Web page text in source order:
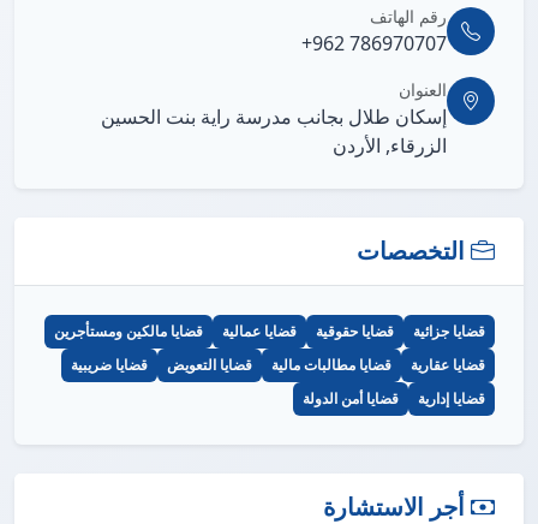
رقم الهاتف
+962 786970707
العنوان
إسكان طلال بجانب مدرسة راية بنت الحسين
الزرقاء, الأردن
التخصصات
قضايا جزائية قضايا حقوقية قضايا عمالية
قضايا مالكين ومستأجرين
قضايا عقارية
قضايا مطالبات مالية قضايا التعويض
قضايا ضريبية
قضايا إدارية
قضايا أمن الدولة
أجر الاستشارة